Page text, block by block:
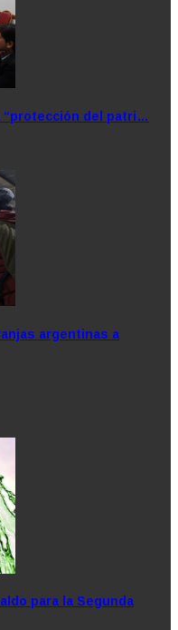
“protección del patri…
argentinas a
para la Segunda